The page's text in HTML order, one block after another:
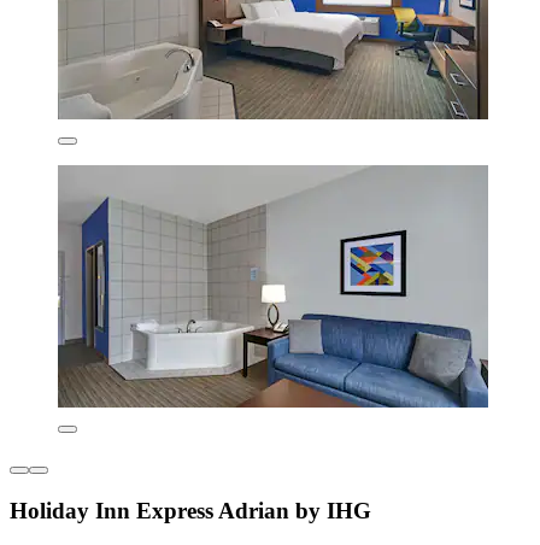
Holiday Inn Express Adrian by IHG